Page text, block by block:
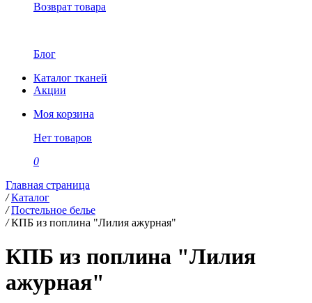
Возврат товара
Блог
Каталог тканей
Акции
Моя корзина
Нет товаров
0
Главная страница
/ Каталог
/ Постельное белье
/ КПБ из поплина "Лилия ажурная"
КПБ из поплина "Лилия
ажурная"